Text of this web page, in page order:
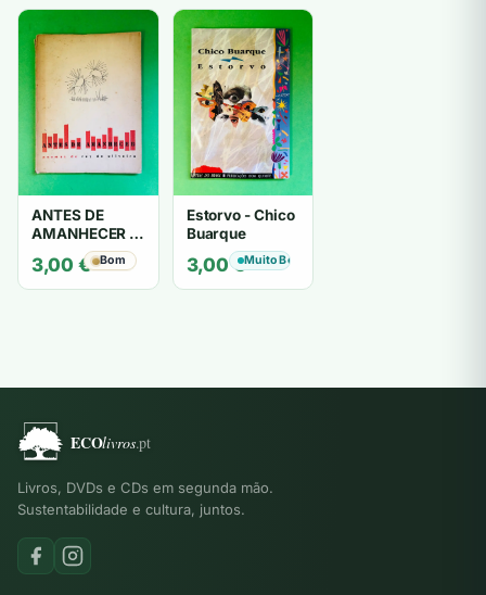
ANTES DE
AMANHECER -
ruy de oliveira
3,00 € Bom
Estorvo - Chico
Buarque
3,00€Muito Bom
Livros, DVDs e CDs em segunda mão.
Sustentabilidade e cultura, juntos.